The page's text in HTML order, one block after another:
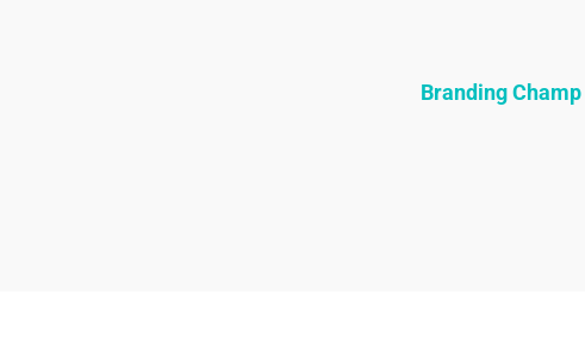
Branding Champ